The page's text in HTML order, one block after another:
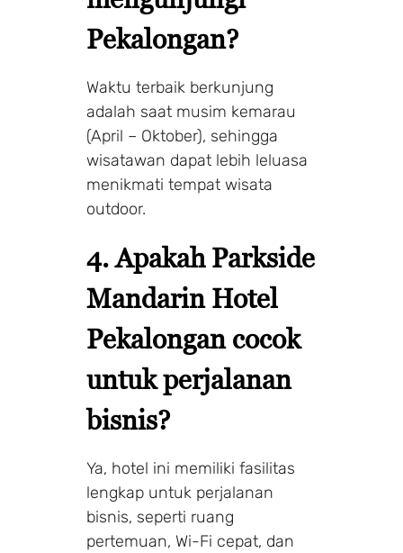
Pekalongan?
Waktu terbaik berkunjung
adalah saat musim kemarau
(April – Oktober), sehingga
wisatawan dapat lebih leluasa
menikmati tempat wisata
outdoor.
4. Apakah Parkside
Mandarin Hotel
Pekalongan cocok
untuk perjalanan
bisnis?
Ya, hotel ini memiliki fasilitas
lengkap untuk perjalanan
bisnis, seperti ruang
pertemuan, Wi-Fi cepat, dan